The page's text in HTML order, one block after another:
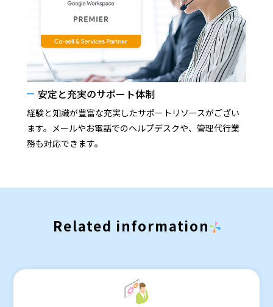
安定と充実のサポート体制
経験と知識が豊富な充実したサポートリソースがござい
ます。メールやお電話でのヘルプデスクや、管理代行業
務も対応できます。
Related information